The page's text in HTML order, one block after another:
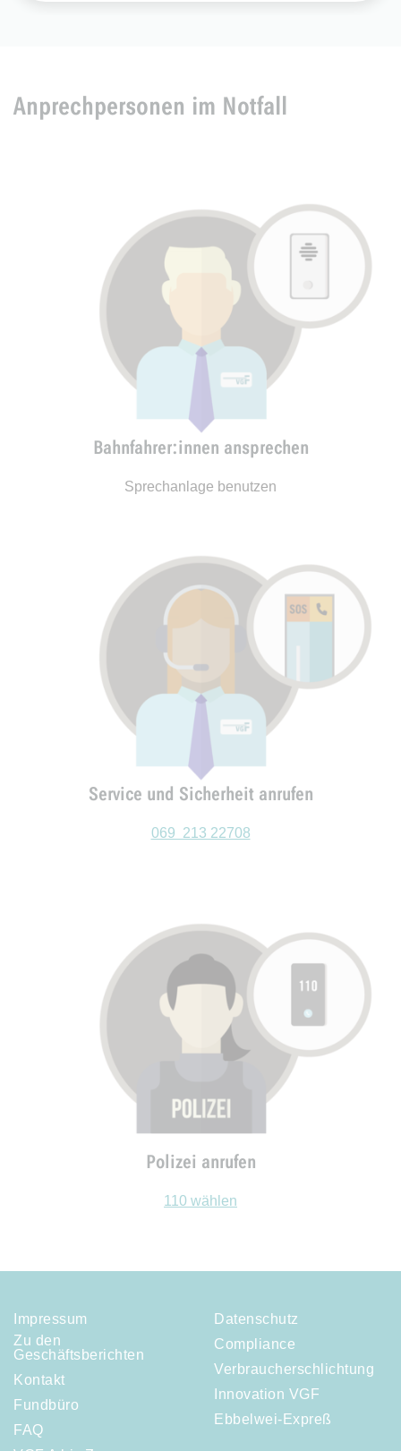
Anprechpersonen im Notfall
Bahnfahrer:innen ansprechen
Sprechanlage benutzen
Service und Sicherheit anrufen
069 213 22708
Polizei anrufen
110 wählen
Impressum
Zu den
Geschäftsberichten
Kontakt
Fundbüro
FAQ
Datenschutz
Compliance
Verbraucherschlichtung
Innovation VGF
Ebbelwei-Expreß